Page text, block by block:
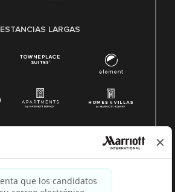
ESTANCIAS LARGAS